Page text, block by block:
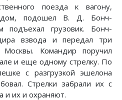
поезда к вагону,
подошел В. Д. Бонч-
грузовик. Бонч-
взвода и передал три
Командир поручил
и еще одному стрелку. По
с разгрузкой эшелона
Стрелки забрали их с
и их и охраняют.